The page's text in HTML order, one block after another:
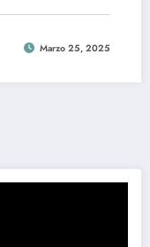
Marzo 25, 2025